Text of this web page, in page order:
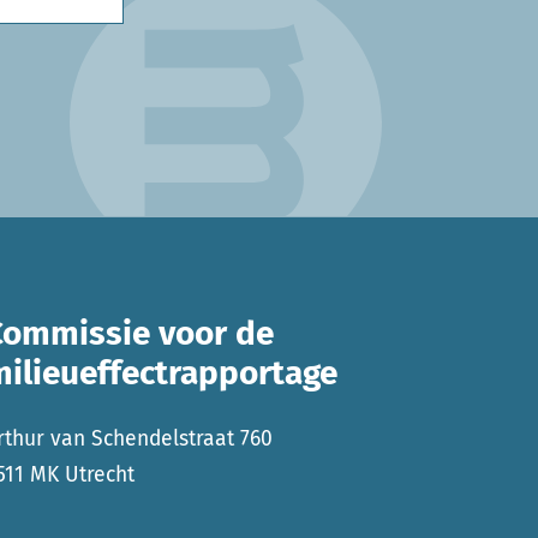
voor de
van Schendelstraat 760
MK Utrecht